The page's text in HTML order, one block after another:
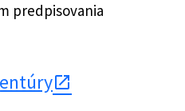
predpisovania